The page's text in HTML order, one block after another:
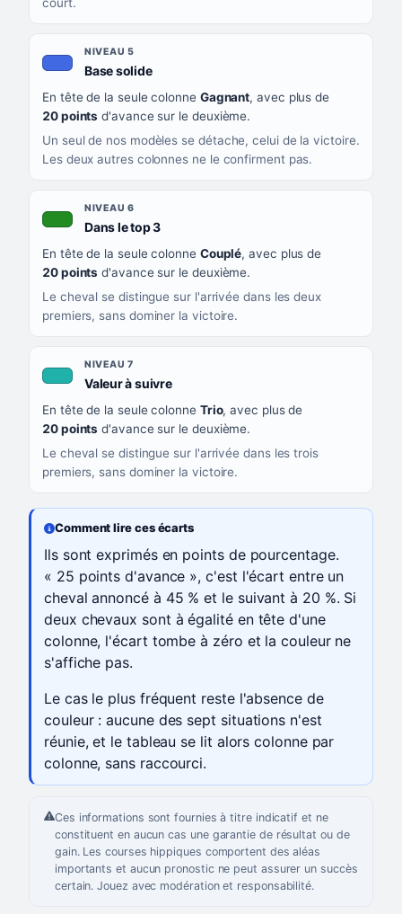
NIVEAU 5
Base solide, couleur bleu roi
En tête de la seule colonne Gagnant, avec plus de
20 points d'avance sur le deuxième.
Un seul de nos modèles se détache, celui de la victoire.
Les deux autres colonnes ne le confirment pas.
NIVEAU 6
Dans le top 3, couleur verte
En tête de la seule colonne Couplé, avec plus de
20 points d'avance sur le deuxième.
Le cheval se distingue sur l'arrivée dans les deux
premiers, sans dominer la victoire.
NIVEAU 7
Valeur à suivre, couleur turquoise
En tête de la seule colonne Trio, avec plus de
20 points d'avance sur le deuxième.
Le cheval se distingue sur l'arrivée dans les trois
premiers, sans dominer la victoire.
Comment lire ces écarts
Ils sont exprimés en points de pourcentage.
« 25 points d'avance », c'est l'écart entre un
cheval annoncé à 45 % et le suivant à 20 %. Si
deux chevaux sont à égalité en tête d'une
colonne, l'écart tombe à zéro et la couleur ne
s'affiche pas.
Le cas le plus fréquent reste l'absence de
couleur : aucune des sept situations n'est
réunie, et le tableau se lit alors colonne par
colonne, sans raccourci.
Ces informations sont fournies à titre indicatif et ne
constituent en aucun cas une garantie de résultat ou de
gain. Les courses hippiques comportent des aléas
importants et aucun pronostic ne peut assurer un succès
certain. Jouez avec modération et responsabilité.